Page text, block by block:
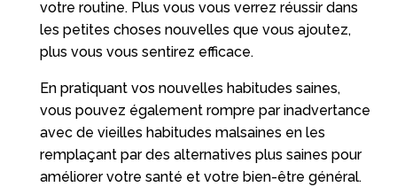
votre routine. Plus vous vous verrez réussir dans
les petites choses nouvelles que vous ajoutez,
plus vous vous sentirez efficace.
En pratiquant vos nouvelles habitudes saines,
vous pouvez également rompre par inadvertance
avec de vieilles habitudes malsaines en les
remplaçant par des alternatives plus saines pour
améliorer votre santé et votre bien-être général.